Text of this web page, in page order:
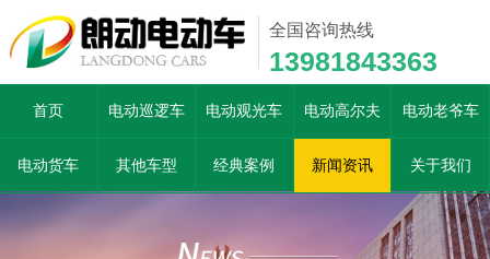
全国咨询热线
13981843363
首页 电动巡逻车 电动观光车 电动高尔夫 电动老爷车
电动货车 其他车型 经典案例 新闻资讯 关于我们